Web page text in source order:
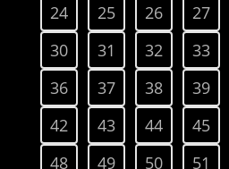
24
25 26 27
30
31 32 33
36
37 38 39
42
43 44 45
48
49 50 51